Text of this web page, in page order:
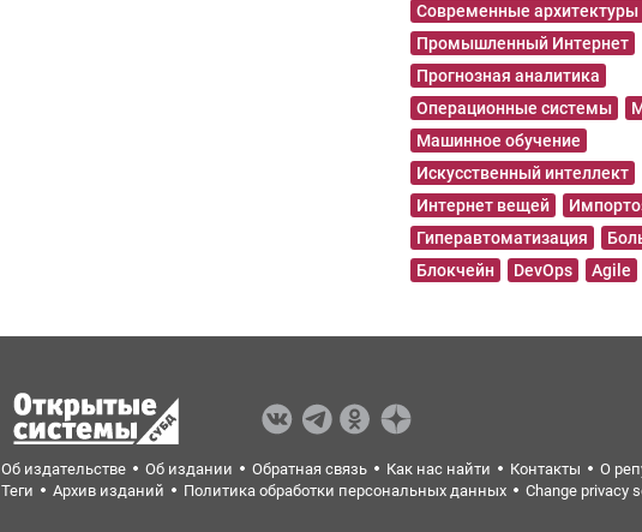
Современные архитектуры
Промышленный Интернет
Прогнозная аналитика
Операционные системы
Машинное обучение
Искусственный интеллект
Интернет вещей
Гиперавтоматизация
Блокчейн
DevOps Agile
Об издательстве Об издании Обратная связь Как нас найти Контакты
О
Теги
Архив изданий Политика обработки персональных данных Change privacy